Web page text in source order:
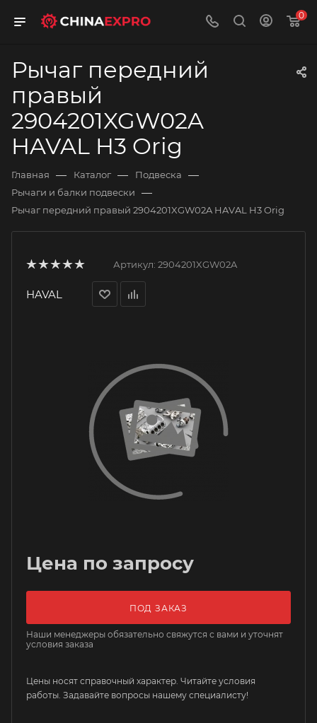
0
Рычаг передний
правый
2904201XGW02A
HAVAL H3 Orig
Главная — Каталог — Подвеска —
Рычаги и балки подвески —
Рычаг передний правый 2904201XGW02A HAVAL H3 Orig
Артикул: 2904201XGW02A
HAVAL
Цена по запросу
ПОД ЗАКАЗ
Наши менеджеры обязательно свяжутся с вами и уточнят
условия заказа
Цены носят справочный характер. Читайте условия
работы. Задавайте вопросы нашему специалисту!